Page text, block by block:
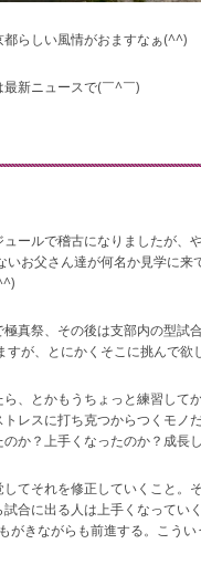
らしい風情がおますなぁ(^^)
新ニュースで(￣^￣)ゞ
ールで稽古になりましたが
お父さん達が何名か見学に
真祭、その後は支部内の型試
が、とにかくそこに挑んで欲
、とかもうちょっと練習して
レスに打ち克つからつくモノ
か？上手くなったのか？成長
てそれを修正していくこと。
合に出る人は上手くなってい
きながらも前進する。こう